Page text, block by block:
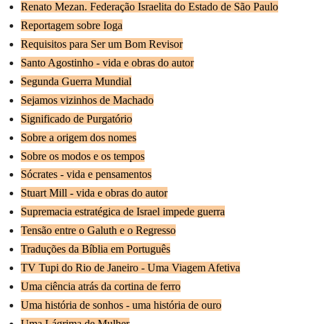
Renato Mezan. Federação Israelita do Estado de São Paulo
Reportagem sobre Ioga
Requisitos para Ser um Bom Revisor
Santo Agostinho - vida e obras do autor
Segunda Guerra Mundial
Sejamos vizinhos de Machado
Significado de Purgatório
Sobre a origem dos nomes
Sobre os modos e os tempos
Sócrates - vida e pensamentos
Stuart Mill - vida e obras do autor
Supremacia estratégica de Israel impede guerra
Tensão entre o Galuth e o Regresso
Traduções da Bíblia em Português
TV Tupi do Rio de Janeiro - Uma Viagem Afetiva
Uma ciência atrás da cortina de ferro
Uma história de sonhos - uma história de ouro